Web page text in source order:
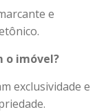
e
o imóvel?
exclusividade e